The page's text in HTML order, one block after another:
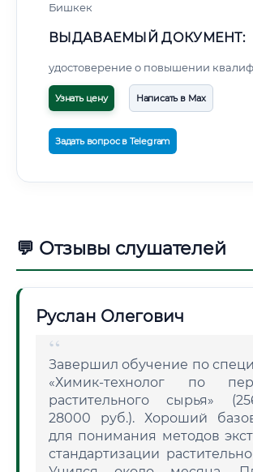
Бишкек
ВЫДАВАЕМЫЙ ДОКУМЕНТ:
удостоверение о повышении
Узнать цену Написать в Max
Задать вопрос в Telegram
💬 Отзывы слушателей
Руслан Олегович
Завершил обучение по
«Химик-технолог по
растительного сырья»
28000 руб.). Хороший
для понимания методов
стандартизации